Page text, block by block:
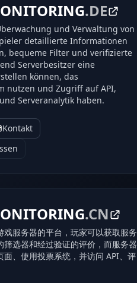
.DE
und Verwaltung von
detaillierte Informationen
bequeme Filter und verifizierte
Serverbesitzer eine
können, das
nutzen und Zugriff auf API,
Serveranalytik haben.
Kontakt
.CN
戏服务器的平台，玩家可以获取服务
筛选器和经过验证的评价，而服务器
面、使用投票系统，并访问 API、评